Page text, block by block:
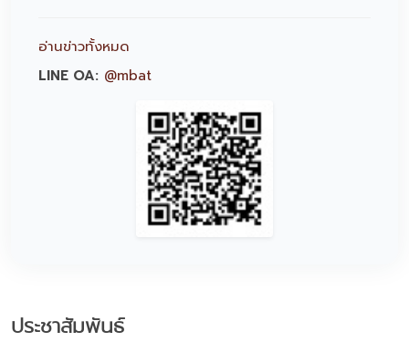
อ่านข่าวทั้งหมด
LINE OA: @mbat
ประชาสัมพันธ์